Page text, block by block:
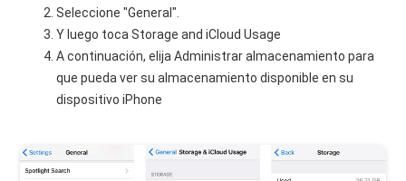
Seleccione "General".
Y luego toca Storage and iCloud Usage
A continuación, elija Administrar almacenamiento para
que pueda ver su almacenamiento disponible en su
dispositivo iPhone